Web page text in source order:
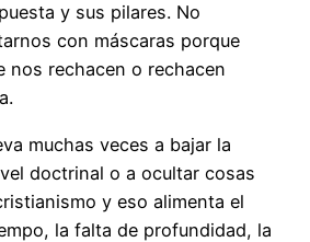
y sus pilares. No
con máscaras porque
nos rechacen o rechacen
muchas veces a bajar la
doctrinal o a ocultar cosas
y eso alimenta el
la falta de profundidad, la